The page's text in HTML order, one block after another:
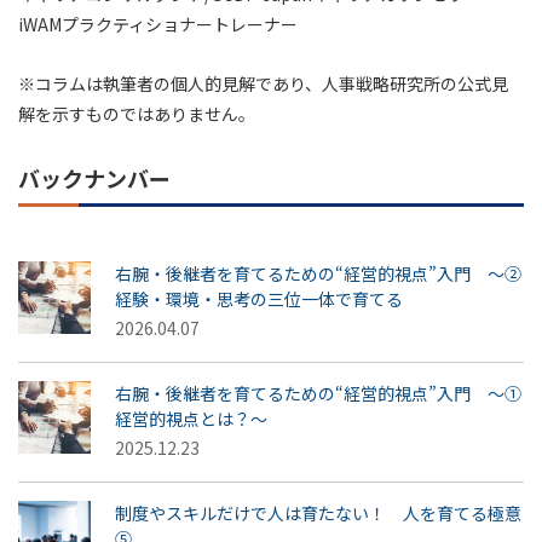
iWAMプラクティショナートレーナー
※コラムは執筆者の個人的見解であり、人事戦略研究所の公式見
解を示すものではありません。
バックナンバー
右腕・後継者を育てるための“経営的視点”入門 ～②
経験・環境・思考の三位一体で育てる
2026.04.07
右腕・後継者を育てるための“経営的視点”入門 ～①
経営的視点とは？～
2025.12.23
制度やスキルだけで人は育たない！ 人を育てる極意